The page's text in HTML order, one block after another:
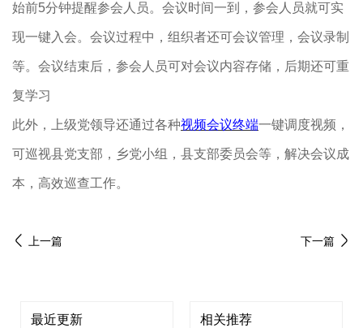
始前5分钟提醒参会人员。会议时间一到，参会人员就可实
现一键入会。会议过程中，组织者还可会议管理，会议录制
等。会议结束后，参会人员可对会议内容存储，后期还可重
复学习
此外，上级党领导还通过各种视频会议终端一键调度视频，
可巡视县党支部，乡党小组，县支部委员会等，解决会议成
本，高效巡查工作。
上一篇 下一篇
最近更新 相关推荐